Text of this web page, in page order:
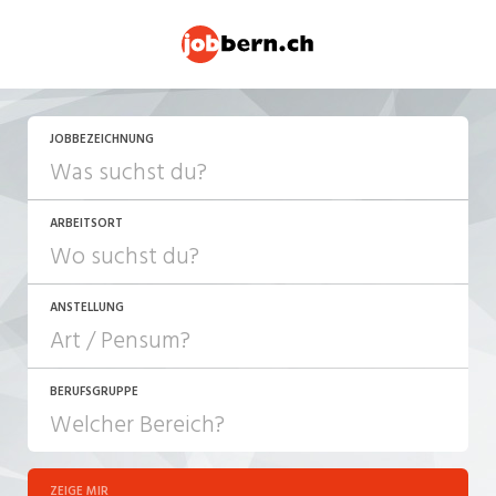
JOBBEZEICHNUNG
ARBEITSORT
ANSTELLUNG
JOB-TYP
Festanstellung
BERUFSGRUPPE
ZEIGE MIR